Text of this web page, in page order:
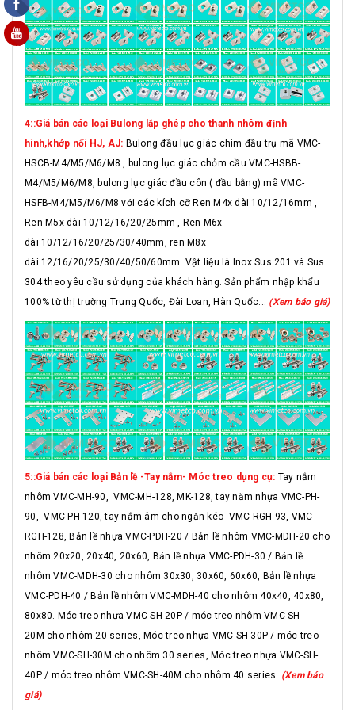
4::Giá bán các loại Bulong lắp ghép cho thanh nhôm định
hình,khớp nối HJ, AJ: Bulong đầu lục giác chìm đầu trụ mã VMC-
HSCB-M4/M5/M6/M8 , bulong lục giác chỏm cầu VMC-HSBB-
M4/M5/M6/M8, bulong lục giác đầu côn ( đầu bằng) mã VMC-
HSFB-M4/M5/M6/M8 với các kích cỡ Ren M4x dài 10/12/16mm ,
Ren M5x dài 10/12/16/20/25mm , Ren M6x
dài 10/12/16/20/25/30/40mm, ren M8x
dài 12/16/20/25/30/40/50/60mm. Vật liệu là Inox Sus 201 và Sus
304 theo yêu cầu sử dụng của khách hàng. Sản phẩm nhập khẩu
100% từ thị trường Trung Quốc, Đài Loan, Hàn Quốc... (Xem báo giá)
5::Giá bán các loại Bản lề -Tay nắm- Móc treo dụng cụ: Tay nắm
nhôm VMC-MH-90, VMC-MH-128, MK-128, tay năm nhựa VMC-PH-
90, VMC-PH-120, tay nắm âm cho ngăn kéo VMC-RGH-93, VMC-
RGH-128, Bản lề nhựa VMC-PDH-20 / Bản lề nhôm VMC-MDH-20 cho
nhôm 20x20, 20x40, 20x60, Bản lề nhựa VMC-PDH-30 / Bản lề
nhôm VMC-MDH-30 cho nhôm 30x30, 30x60, 60x60, Bản lề nhựa
VMC-PDH-40 / Bản lề nhôm VMC-MDH-40 cho nhôm 40x40, 40x80,
80x80. Móc treo nhựa VMC-SH-20P / móc treo nhôm VMC-SH-
20M cho nhôm 20 series, Móc treo nhựa VMC-SH-30P / móc treo
nhôm VMC-SH-30M cho nhôm 30 series, Móc treo nhựa VMC-SH-
40P / móc treo nhôm VMC-SH-40M cho nhôm 40 series. (Xem báo
giá)